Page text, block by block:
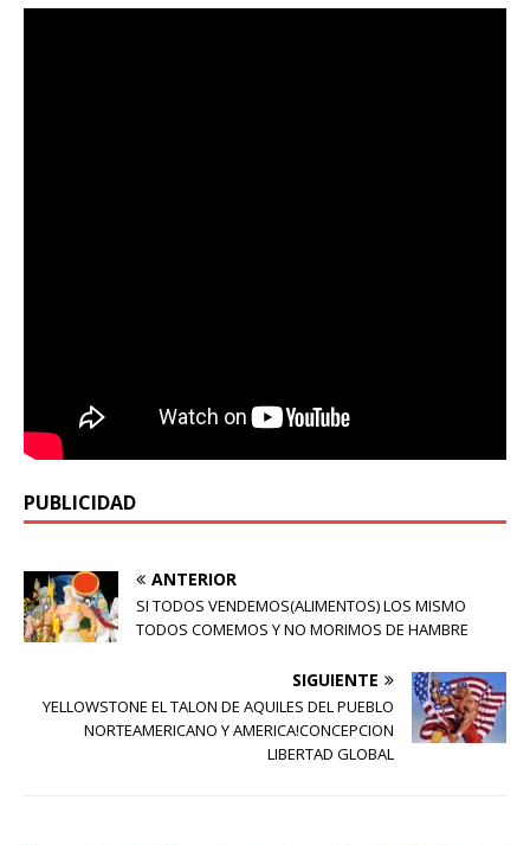
PUBLICIDAD
ANTERIOR
SI TODOS VENDEMOS(ALIMENTOS) LOS MISMO
TODOS COMEMOS Y NO MORIMOS DE HAMBRE
SIGUIENTE
YELLOWSTONE EL TALON DE AQUILES DEL PUEBLO
NORTEAMERICANO Y AMERICA!CONCEPCION
LIBERTAD GLOBAL